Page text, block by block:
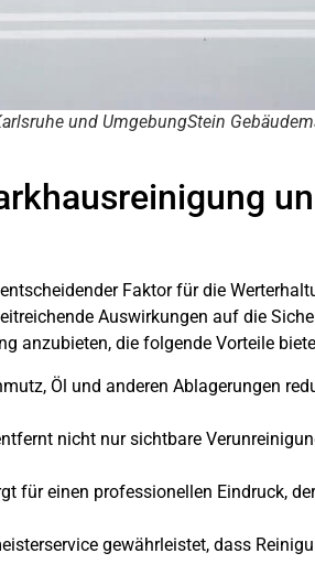
und UmgebungStein
Faktor für die
Auswirkungen auf die
anzubieten, die folgende Vorteile
Öl und anderen Ablagerungen
nicht nur sichtbare
für einen professionellen Eindruck,
gewährleistet, dass